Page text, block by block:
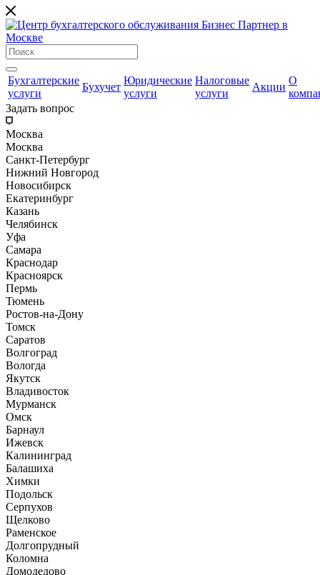
Бухгалтерские
услуги
Бухучет
Юридические
услуги
Налоговые
услуги
Акции
О
Задать вопрос
Москва
Москва
Санкт-Петербург
Нижний Новгород
Новосибирск
Екатеринбург
Казань
Челябинск
Уфа
Самара
Краснодар
Красноярск
Пермь
Тюмень
Ростов-на-Дону
Томск
Саратов
Волгоград
Вологда
Якутск
Владивосток
Мурманск
Омск
Барнаул
Ижевск
Калининград
Балашиха
Химки
Подольск
Серпухов
Щелково
Раменское
Долгопрудный
Коломна
Домодедово